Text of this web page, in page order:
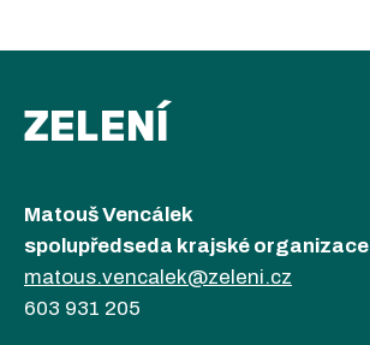
ZELENÍ
Matouš Vencálek
spolupředseda krajské organizace
matous.vencalek@zeleni.cz
603 931 205